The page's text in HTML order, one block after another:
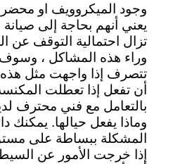
وجود الميكروويف او محضر
يعني أنهم بحاجة إلى
تزال احتمالية التوقف
وراء هذه المشاكل ،
تتصرف إذا واجهت مثل
أن تفعل إذا تعطلت
بالتعامل مع فني محترف
وماذا يفعل حيالها. يمكنك
المشكلة ببساطة على
إذا خرجت الأمور عن